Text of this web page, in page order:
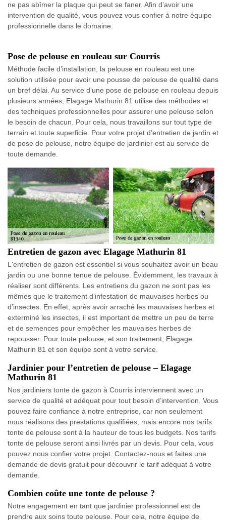
ne pas abîmer la plaque qui peut se faner. Afin d’avoir une
intervention de qualité, vous pouvez vous confier à notre équipe
professionnelle dans le domaine.
Pose de pelouse en rouleau sur Courris
Méthode facile d’installation, la pelouse en rouleau est une
solution utilisée pour avoir une pousse de pelouse de qualité dans
un bref délai. Au service d’une pose de pelouse en rouleau depuis
plusieurs années, Elagage Mathurin 81 utilise des méthodes et
des techniques professionnelles pour assurer une pelouse selon
le besoin de chacun. Pour cela, nous travaillons sur tout type de
terrain et toute superficie. Pour votre projet d’entretien de jardin et
de pose de pelouse, notre équipe de jardinier est au service de
toute demande.
Entretien de gazon avec Elagage Mathurin 81
L'entretien de gazon est essentiel si vous souhaitez avoir un beau
jardin ou une bonne tenue de pelouse. Évidemment, les travaux à
réaliser sont différents. Les entretiens du gazon ne sont pas les
mêmes que le traitement d’infestation de mauvaises herbes ou
d’insectes. En effet, après avoir arraché les mauvaises herbes et
exterminé les insectes, il est important de mettre un peu de terre
et de semences pour empêcher les mauvaises herbes de
repousser. Pour toute pelouse, et son traitement, Elagage
Mathurin 81 et son équipe sont à votre service.
Jardinier pour l’entretien de pelouse – Elagage
Mathurin 81
Nos jardiniers tonte de gazon à Courris interviennent avec un
service de qualité et adéquat pour tout besoin d’intervention. Vous
pouvez faire confiance à notre entreprise, car non seulement
nous réalisons des prestations qualifiées, mais encore nos tarifs
tonte de pelouse sont à la hauteur de tous les budgets. Nos tarifs
tonte de pelouse seront ainsi livrés par un devis. Pour cela, vous
pouvez nous confier votre projet. Contactez-nous et faites une
demande de devis gratuit pour découvrir le tarif adéquat à votre
demande.
Combien coûte une tonte de pelouse ?
Notre engagement en tant que jardinier professionnel est de
prendre aux soins toute pelouse. Pour cela, notre équipe de